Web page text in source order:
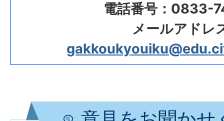
電話番号：0833-
メールアドレ